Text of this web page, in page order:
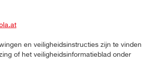
en veiligheidsinstructies zijn te vinden
of het veiligheidsinformatieblad onder